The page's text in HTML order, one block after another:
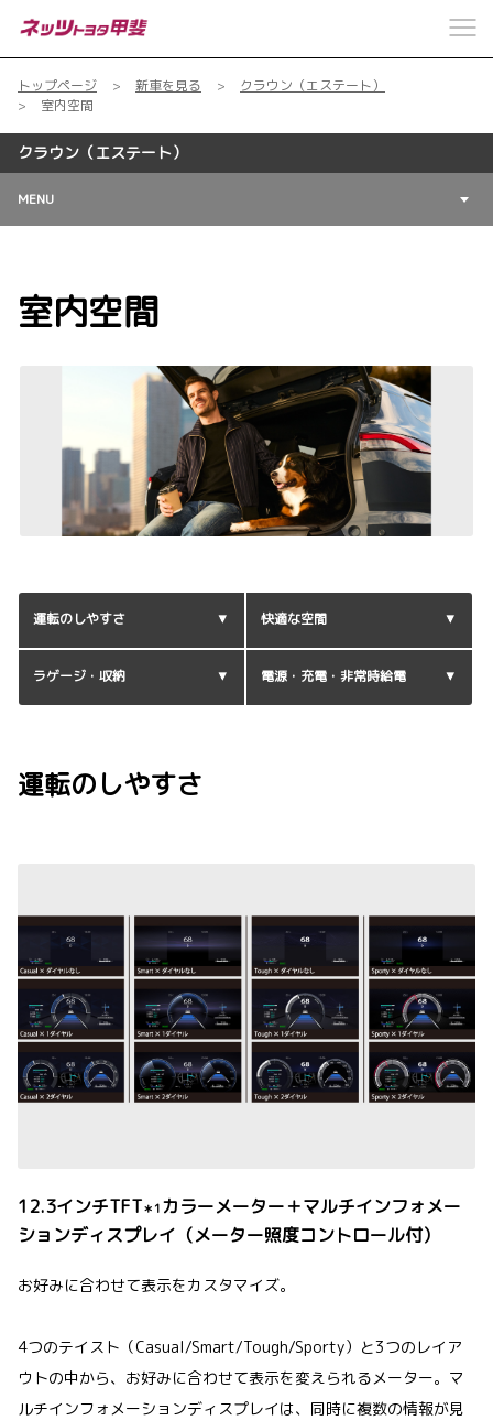
トップページ 新車を見る
クラウン（エステート）
室内空間
クラウン（エステート）
MENU
室内空間
運転のしやすさ 快適な空間
ラゲージ・収納 電源・充電・非常時給電
運転のしやすさ
12.3インチTFT＊1カラーメーター＋マルチインフォメー
ションディスプレイ（メーター照度コントロール付）
お好みに合わせて表示をカスタマイズ。
4つのテイスト（Casual/Smart/Tough/Sporty）と3つのレイア
ウトの中から、お好みに合わせて表示を変えられるメーター。マ
ルチインフォメーションディスプレイは、同時に複数の情報が見